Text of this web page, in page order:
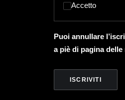
Accetto
Puoi annullare
a piè di pagina